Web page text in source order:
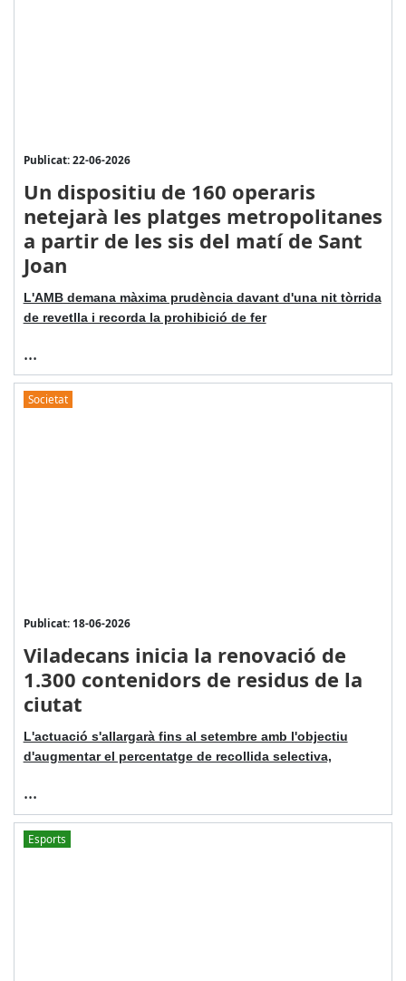
Publicat: 22-06-2026
Un dispositiu de 160 operaris
netejarà les platges metropolitanes
a partir de les sis del matí de Sant
Joan
L'AMB demana màxima prudència davant d'una nit tòrrida
de revetlla i recorda la prohibició de fer
...
Societat
Publicat: 18-06-2026
Viladecans inicia la renovació de
1.300 contenidors de residus de la
ciutat
L'actuació s'allargarà fins al setembre amb l'objectiu
d'augmentar el percentatge de recollida selectiva,
...
Esports